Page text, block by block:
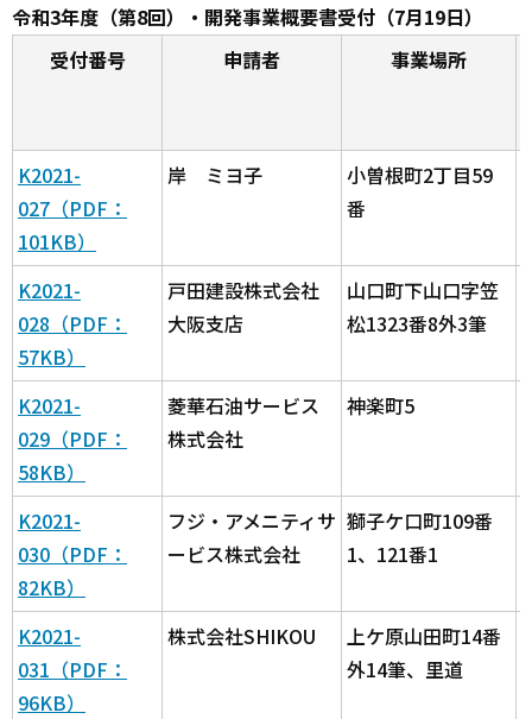
令和3年度（第8回）・開発事業概要書受付（7月19日）
受付番号
申請者 事業場所
K2021-
027（PDF：
101KB）
岸 ミヨ子
小曽根町2丁目59
番
K2021-
028（PDF：
57KB）
戸田建設株式会社
大阪支店
山口町下山口字笠
松1323番8外3筆
K2021-
029（PDF：
58KB）
菱華石油サービス
株式会社
神楽町5
K2021-
030（PDF：
82KB）
フジ・アメニティサ
ービス株式会社
獅子ケ口町109番
1、121番1
K2021-
031（PDF：
96KB）
株式会社SHIKOU
上ケ原山田町14番
外14筆、里道